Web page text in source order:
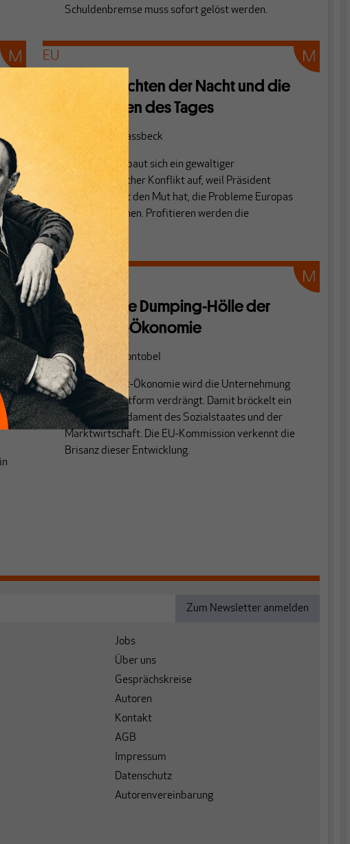
Schuldenbremse muss sofort gelöst werden.
EU
Die Aufrechten der Nacht und die
Gebückten des Tages
VonHeiner Flassbeck
In Frankreich baut sich ein gewaltiger
gesellschaftlicher Konflikt auf, weil Präsident
Hollande nicht den Mut hat, die Probleme Europas
klar zu benennen. Profitieren werden die
Nationalisten.
ARBEIT
Fahrt in die Dumping-Hölle der
Plattform-Ökonomie
VonWerner Vontobel
In der Internet-Ökonomie wird die Unternehmung
durch die Plattform verdrängt. Damit bröckelt ein
zentrales Fundament des Sozialstaates und der
Marktwirtschaft. Die EU-Kommission verkennt die
Brisanz dieser Entwicklung.
Jobs
Über uns
Gesprächskreise
Autoren
Kontakt
AGB
Impressum
Datenschutz
Autorenvereinbarung